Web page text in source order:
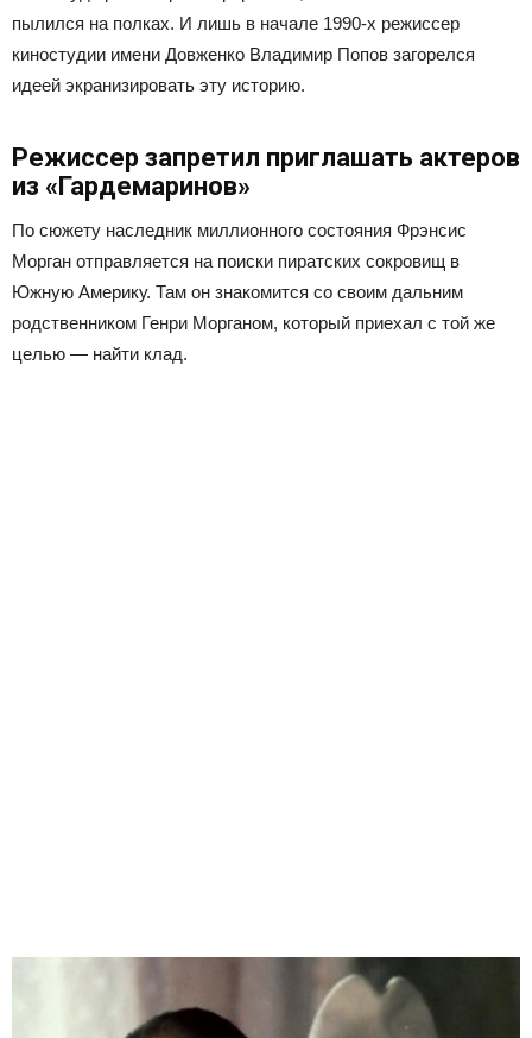
пылился на полках. И лишь в начале 1990-х режиссер
киностудии имени Довженко Владимир Попов загорелся
идеей экранизировать эту историю.
Режиссер запретил приглашать актеров
из «Гардемаринов»
По сюжету наследник миллионного состояния Фрэнсис
Морган отправляется на поиски пиратских сокровищ в
Южную Америку. Там он знакомится со своим дальним
родственником Генри Морганом, который приехал с той же
целью — найти клад.